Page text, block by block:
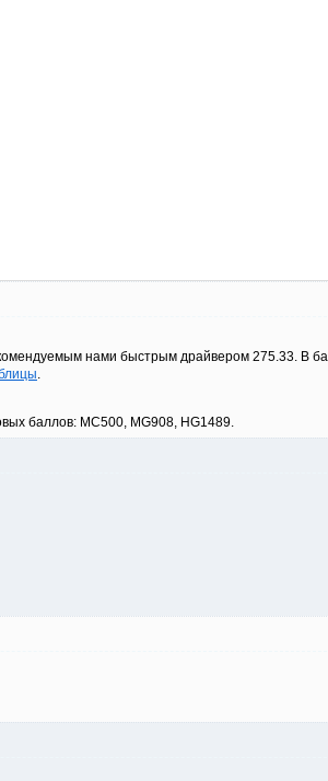
нами быстрым драйвером 275.33. В
.
баллов: MC500, MG908, HG1489.